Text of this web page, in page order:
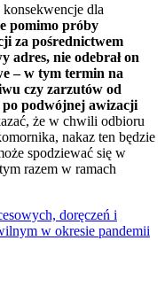
dla
pomimo próby
za pośrednictwem
adres, nie odebrał on
– w tym termin na
czy zarzutów od
po podwójnej awizacji
że w chwili odbioru
nakaz ten będzie
spodziewać się w
razem w ramach
doręczeń i
w okresie pandemii